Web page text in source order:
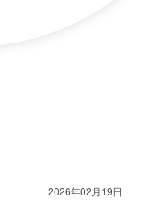
2026年02月19日